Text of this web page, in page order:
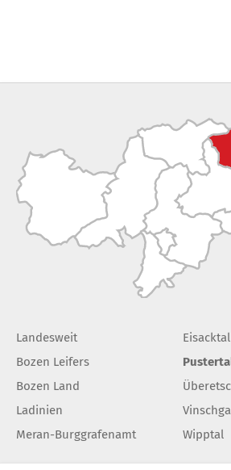
Landesweit
Bozen Leifers
Bozen Land
Ladinien
Meran-Burggrafenamt
Eisacktal
Wipptal